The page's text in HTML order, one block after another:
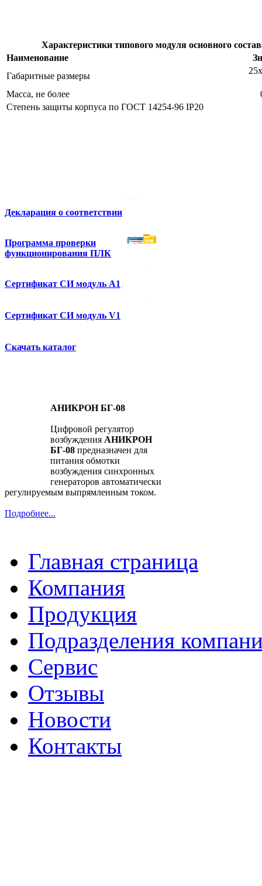
Характеристики типового модуля основного
Наименование
Габаритные размеры
Масса, не более
Степень защиты корпуса по ГОСТ 14254-96 IP20
Декларация о соответствии
Программа проверки
функционирования ПЛК
Сертификат СИ модуль А1
Сертификат СИ модуль V1
Скачать каталог
АНИКРОН БГ-08
Цифровой регулятор
возбуждения АНИКРОН
БГ-08 предназначен для
питания обмотки
возбуждения синхронных
генераторов автоматически
регулируемым выпрямленным током.
Подробнее...
Главная страница
Компания
Продукция
Подразделения
Сервис
Отзывы
Новости
Контакты